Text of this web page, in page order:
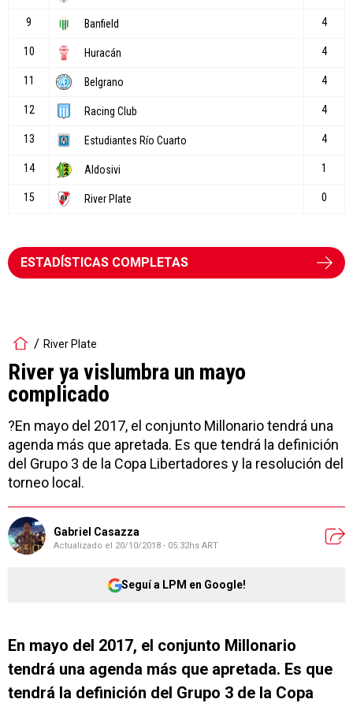
ESTADÍSTICAS COMPLETAS
River Plate
River ya vislumbra un mayo
complicado
?En mayo del 2017, el conjunto Millonario tendrá una
agenda más que apretada. Es que tendrá la definición
del Grupo 3 de la Copa Libertadores y la resolución del
torneo local.
Gabriel Casazza
Actualizado el 20/10/2018 - 05:32hs ART
Seguí a LPM en Google!
En mayo del 2017, el conjunto Millonario
tendrá una agenda más que apretada. Es que
tendrá la definición del Grupo 3 de la Copa